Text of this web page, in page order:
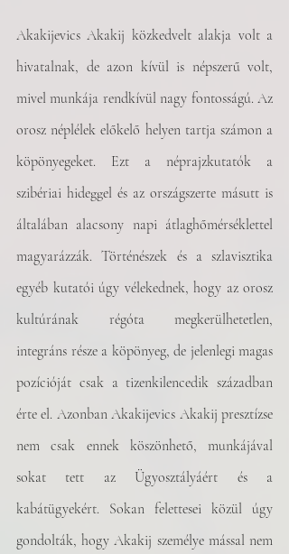
Akakijevics Akakij közkedvelt alakja volt a
hivatalnak, de azon kívül is népszerű volt,
mivel munkája rendkívül nagy fontosságú. Az
orosz néplélek előkelő helyen tartja számon a
köpönyegeket. Ezt a néprajzkutatók a
szibériai hideggel és az országszerte másutt is
általában alacsony napi átlaghőmérséklettel
magyarázzák. Történészek és a szlavisztika
egyéb kutatói úgy vélekednek, hogy az orosz
kultúrának régóta megkerülhetetlen,
integráns része a köpönyeg, de jelenlegi magas
pozícióját csak a tizenkilencedik században
érte el. Azonban Akakijevics Akakij presztízse
nem csak ennek köszönhető, munkájával
sokat tett az Ügyosztályáért és a
kabátügyekért. Sokan felettesei közül úgy
gondolták, hogy Akakij személye mással nem